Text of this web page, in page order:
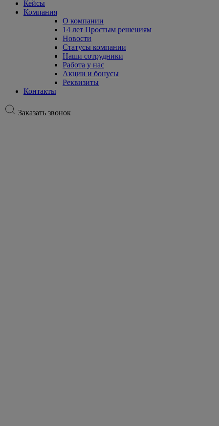
Кейсы
Компания
О компании
14 лет Простым решениям
Новости
Статусы компании
Наши сотрудники
Работа у нас
Акции и бонусы
Реквизиты
Контакты
Заказать звонок